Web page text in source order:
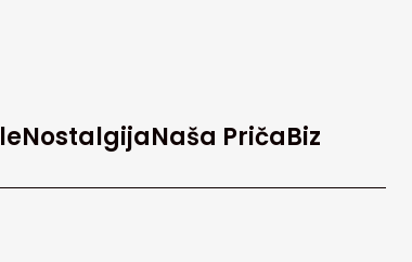
NostalgijaNaša PričaBiz